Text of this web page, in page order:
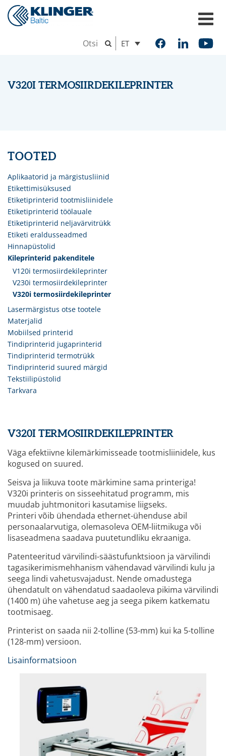
ET
V320I TERMOSIIRDEKILEPRINTER
TOOTED
Aplikaatorid ja märgistusliinid
Etikettimisüksused
Etiketiprinterid tootmisliinidele
Etiketiprinterid töölauale
Etiketiprinterid neljavärvitrükk
Etiketi eraldusseadmed
Hinnapüstolid
Kileprinterid pakenditele
V120i termosiirdekileprinter
V230i termosiirdekileprinter
V320i termosiirdekileprinter
Lasermärgistus otse tootele
Materjalid
Mobiilsed printerid
Tindiprinterid jugaprinterid
Tindiprinterid termotrükk
Tindiprinterid suured märgid
Tekstiilipüstolid
Tarkvara
V320I TERMOSIIRDEKILEPRINTER
Väga efektiivne kilemärkimisseade tootmisliinidele, kus
kogused on suured.
Seisva ja liikuva toote märkimine sama printeriga!
V320i printeris on sisseehitatud programm, mis
muudab juhtmonitori kasutamise liigseks.
Printeri võib ühendada ethernet-ühenduse abil
personaalarvutiga, olemasoleva OEM-liitmikuga või
lisaseadmena saadava puutetundliku ekraaniga.
Patenteeritud värvilindi-säästufunktsioon ja värvilindi
tagasikerimismehhanism vähendavad värvilindi kulu ja
seega lindi vahetusvajadust. Nende omadustega
ühendatult on vähendatud saadaoleva pikima värvilindi
(1400 m) ühe vahetuse aeg ja seega pikem katkematu
tootmisaeg.
Printerist on saada nii 2-tolline (53-mm) kui ka 5-tolline
(128-mm) versioon.
Lisainformatsioon